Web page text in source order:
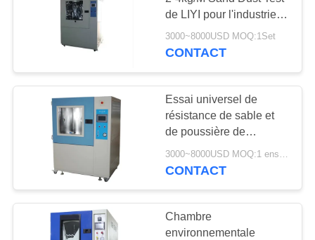
de LIYI pour l'industrie
Liyi
3000~8000USD MOQ:1Set
CONTACT
Essai universel de
résistance de sable et
de poussière de
chambre d'essai
environnemental de LIYI
CONTACT
Chambre
environnementale